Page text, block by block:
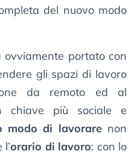
del nuovo modo
portato con
gli spazi di lavoro
da remoto ed al
chiave più sociale e
modo di lavorarenon
orario di lavoro: con lo